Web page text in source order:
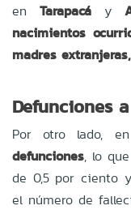
enTarapacá y
nacimientos
madres
Defunciones
Por otro lado,
defunciones, lo
de 0,5 por ciento
el número de